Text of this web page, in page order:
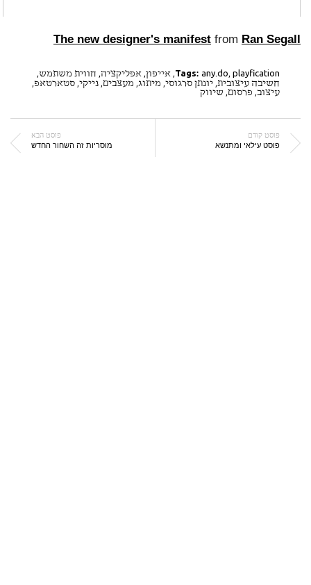
The new designer's manifest from Ran Segall
Tags: any.do, playfication
, אייפון, אפליקציה, חווית משתמש,
חשיבה עיצובית, יונתן סרגוסי, מיתוג, מעצבים, נייקי, סטארטאפ,
עיצוב, פרסום, שיווק
פוסט קודם
פוסט עילאי ומתנשא
פוסט הבא
מוסריות זה השחור החדש